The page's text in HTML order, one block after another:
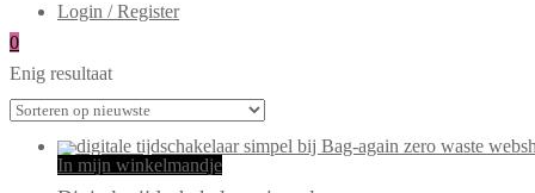
Login / Register
0
Enig resultaat
In mijn winkelmandje